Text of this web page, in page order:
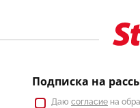
Подписка на
Даю согласие на